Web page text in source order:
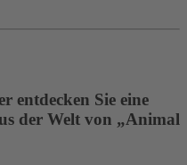
entdecken Sie eine
der Welt von „Animal